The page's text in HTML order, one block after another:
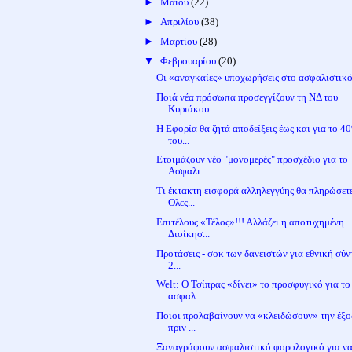
► Απριλίου (38)
► Μαρτίου (28)
▼ Φεβρουαρίου (20)
Οι «αναγκαίες» υποχωρήσεις στο ασφαλιστικό
Ποιά νέα πρόσωπα προσεγγίζουν τη ΝΔ του
Κυριάκου
Η Εφορία θα ζητά αποδείξεις έως και για το
του...
Ετοιμάζουν νέο "μονομερές" προσχέδιο για το
Ασφαλι...
Τι έκτακτη εισφορά αλληλεγγύης θα
Ολες...
Επιτέλους «Τέλος»!!! Αλλάζει η αποτυχημένη
Διοίκησ...
Προτάσεις - σοκ των δανειστών για εθνική
2...
Welt: Ο Τσίπρας «δίνει» το προσφυγικό για το
ασφαλ...
Ποιοι προλαβαίνουν να «κλειδώσουν» την
πριν ...
Ξαναγράφουν ασφαλιστικό φορολογικό για να